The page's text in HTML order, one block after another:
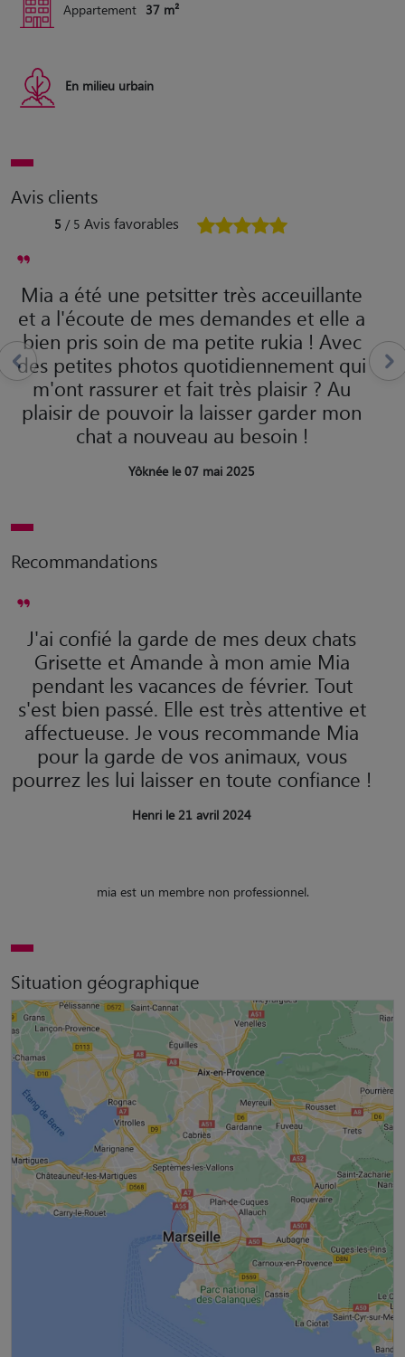
Appartement 37 m²
En milieu urbain
Avis clients
5 / 5 Avis favorables
Mia a été une petsitter très acceuillante
et a l'écoute de mes demandes et elle a
bien pris soin de ma petite rukia ! Avec
des petites photos quotidiennement qui
m'ont rassurer et fait très plaisir ? Au
plaisir de pouvoir la laisser garder mon
chat a nouveau au besoin !
Yôknée le 07 mai 2025
Recommandations
J'ai confié la garde de mes deux chats
Grisette et Amande à mon amie Mia
pendant les vacances de février. Tout
s'est bien passé. Elle est très attentive et
affectueuse. Je vous recommande Mia
pour la garde de vos animaux, vous
pourrez les lui laisser en toute confiance !
Henri le 21 avril 2024
mia est un membre non professionnel.
Situation géographique